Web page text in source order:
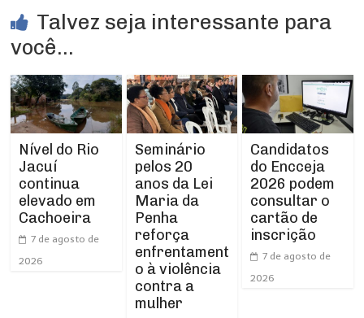
Talvez seja interessante para
você...
Nível do Rio
Jacuí
continua
elevado em
Cachoeira
7 de agosto de
2026
Seminário
pelos 20
anos da Lei
Maria da
Penha
reforça
enfrentament
o à violência
contra a
mulher
Candidatos
do Encceja
2026 podem
consultar o
cartão de
inscrição
7 de agosto de
2026